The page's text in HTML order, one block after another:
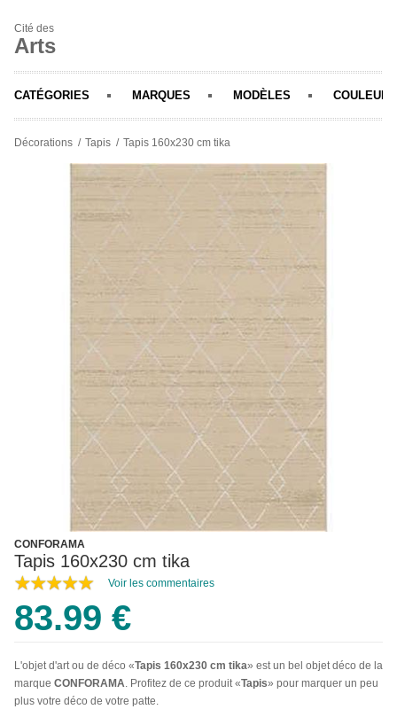
Cité des
Arts
CATÉGORIES MARQUES MODÈLES COULEURS
Décorations Tapis Tapis 160x230 cm tika
CONFORAMA
Tapis 160x230 cm tika
Voir les commentaires
83.99 €
L'objet d'art ou de déco «Tapis 160x230 cm tika» est un bel objet déco de la
marque CONFORAMA. Profitez de ce produit «Tapis» pour marquer un peu
plus votre déco de votre patte.